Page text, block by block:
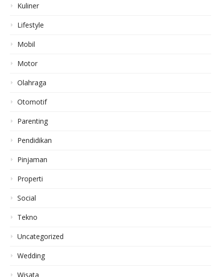
Kuliner
Lifestyle
Mobil
Motor
Olahraga
Otomotif
Parenting
Pendidikan
Pinjaman
Properti
Social
Tekno
Uncategorized
Wedding
Wisata